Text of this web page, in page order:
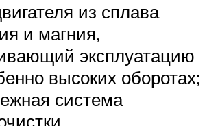
из сплава
и магния,
эксплуатацию
высоких оборотах;
система